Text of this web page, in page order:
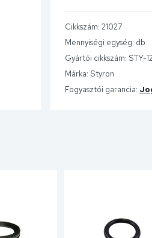
Cikkszám: 21027
Mennyiségi egység: db
Gyártói cikkszám: STY-
Márka: Styron
Fogyasztói garancia: